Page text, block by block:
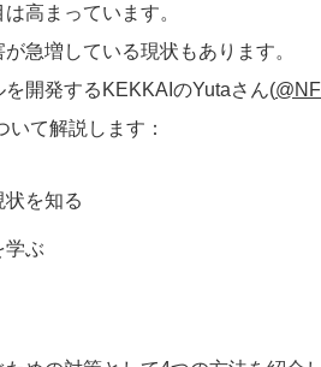
高まっています。
急増している現状もあります。
開発するKEKKAIのYutaさん(
て解説します：
を知る
学ぶ